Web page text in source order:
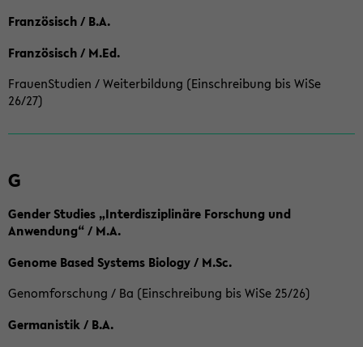
Französisch / B.A.
Französisch / M.Ed.
FrauenStudien / Weiterbildung (Einschreibung bis WiSe
26/27)
G
Gender Studies „Interdisziplinäre Forschung und
Anwendung“ / M.A.
Genome Based Systems Biology / M.Sc.
Genomforschung / Ba (Einschreibung bis WiSe 25/26)
Germanistik / B.A.